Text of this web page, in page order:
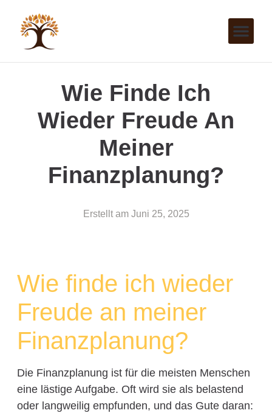
Wie Finde Ich
Wieder Freude An
Meiner
Finanzplanung?
Erstellt am Juni 25, 2025
Wie finde ich wieder
Freude an meiner
Finanzplanung?
Die Finanzplanung ist für die meisten Menschen
eine lästige Aufgabe. Oft wird sie als belastend
oder langweilig empfunden, und das Gute daran: